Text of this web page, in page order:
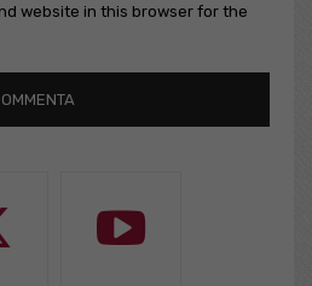
website in this browser for the